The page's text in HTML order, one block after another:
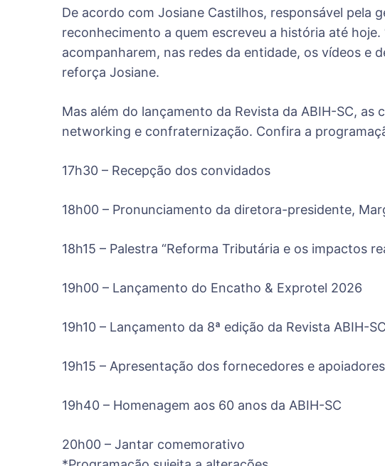
De acordo com Josiane Castilhos, responsável pela
reconhecimento a quem escreveu a história até
acompanharem, nas redes da entidade, os vídeos e
reforça Josiane.
Mas além do lançamento da Revista da ABIH-SC,
networking e confraternização. Confira a
17h30 – Recepção dos convidados
18h00 – Pronunciamento da diretora-presidente,
18h15 – Palestra “Reforma Tributária e os impactos
19h00 – Lançamento do Encatho & Exprotel 2026
19h10 – Lançamento da 8ª edição da Revista ABIH-SC
19h15 – Apresentação dos fornecedores e apoiadores
19h40 – Homenagem aos 60 anos da ABIH-SC
20h00 – Jantar comemorativo